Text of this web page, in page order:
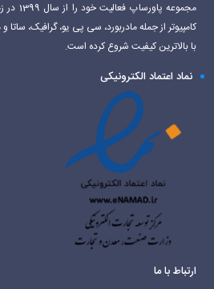
مجموعه
کامپیوتر از جمله مادربورد، سی پی یو، گرافیک،
با بالاترین کیفیت شروع کرده است.
نماد اعتماد الکترونیکی
ارتباط با ما